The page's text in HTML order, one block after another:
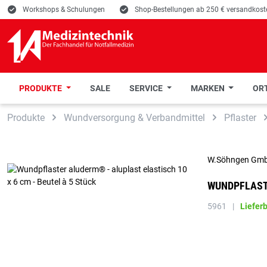
Zur Suche springen
Zur Hauptnavigation springen
E Workshops & Schulungen E Shop-Bestellungen ab 250 €
PRODUKTE SALE SERVICE MARKEN
Produkte Wundversorgung & Verbandmittel Pflaster
W.Söhngen
5961 |